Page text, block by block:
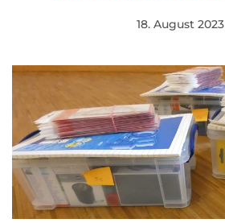
18. August 2023